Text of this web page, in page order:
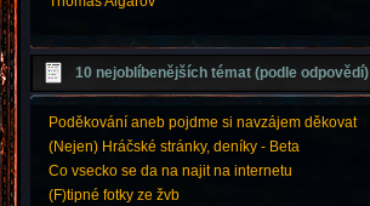
10 nejoblíbenějších témat (podle odpovědí)
Poděkování aneb pojdme si navzájem děkovat
(Nejen) Hráčské stránky, deníky - Beta
Co vsecko se da na najit na internetu
(F)tipné fotky ze žvb